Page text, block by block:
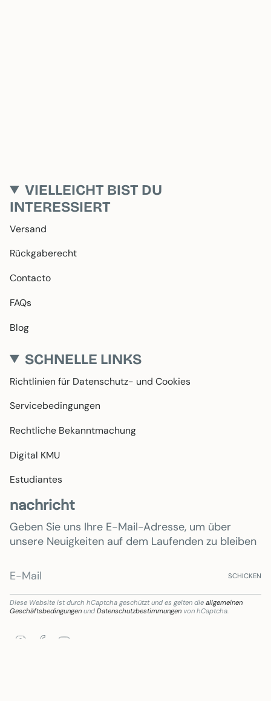
VIELLEICHT BIST DU
INTERESSIERT
Versand
Rückgaberecht
Contacto
FAQs
Blog
SCHNELLE LINKS
Richtlinien für Datenschutz- und Cookies
Servicebedingungen
Rechtliche Bekanntmachung
Digital KMU
Estudiantes
nachricht
Geben Sie uns Ihre E-Mail-Adresse, um über
unsere Neuigkeiten auf dem Laufenden zu bleiben
SCHICKEN
Diese Website ist durch hCaptcha geschützt und es gelten die allgemeinen
Geschäftsbedingungen und Datenschutzbestimmungen von hCaptcha.
InstagramFacebook